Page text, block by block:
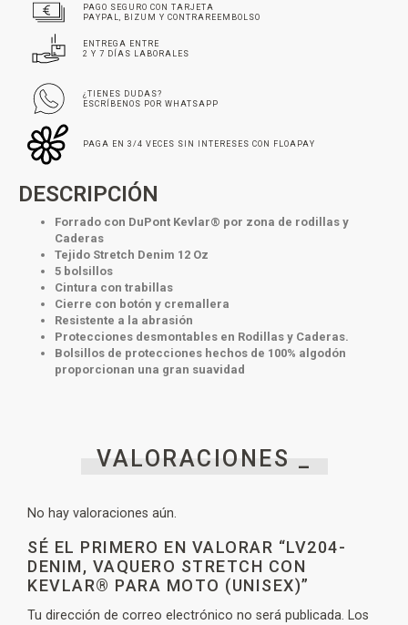
PAGO SEGURO CON TARJETA
PAYPAL, BIZUM Y CONTRAREEMBOLSO
ENTREGA ENTRE
2 Y 7 DÍAS LABORALES
¿TIENES DUDAS?
ESCRÍBENOS POR WHATSAPP
PAGA EN 3/4 VECES SIN INTERESES CON FLOAPAY
DESCRIPCIÓN
Forrado con DuPont Kevlar® por zona de rodillas y
Caderas
Tejido Stretch Denim 12 Oz
5 bolsillos
Cintura con trabillas
Cierre con botón y cremallera
Resistente a la abrasión
Protecciones desmontables en Rodillas y Caderas.
Bolsillos de protecciones hechos de 100% algodón
proporcionan una gran suavidad
VALORACIONES _
No hay valoraciones aún.
SÉ EL PRIMERO EN VALORAR “LV204-
DENIM, VAQUERO STRETCH CON
KEVLAR® PARA MOTO (UNISEX)”
Tu dirección de correo electrónico no será publicada. Los